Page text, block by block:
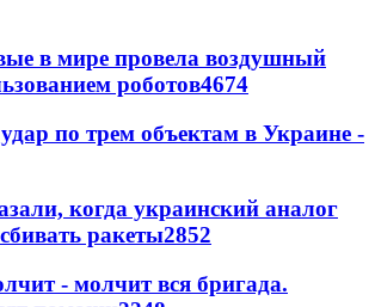
в мире провела воздушный
роботов4674
по трем объектам в Украине -
когда украинский аналог
ракеты2852
- молчит вся бригада.